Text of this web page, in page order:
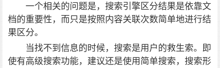
一个相关的问题是，搜索引擎区分结果是依靠文
档的重要性，而只是按照内容关联次数简单地进行结
果区分。
当找不到信息的时候，搜索是用户的救生索。即
使有高级搜索功能，建议还是使用简单搜索，搜索形